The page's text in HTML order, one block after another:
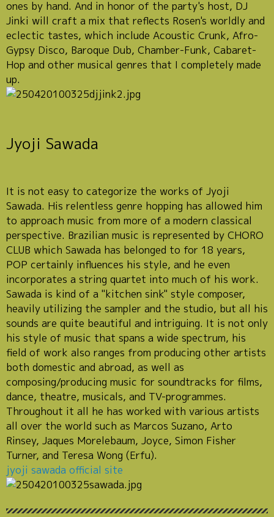
ones by hand. And in honor of the party's host, DJ
Jinki will craft a mix that reflects Rosen's worldly and
eclectic tastes, which include Acoustic Crunk, Afro-
Gypsy Disco, Baroque Dub, Chamber-Funk, Cabaret-
Hop and other musical genres that I completely made
up.
Jyoji Sawada
It is not easy to categorize the works of Jyoji
Sawada. His relentless genre hopping has allowed him
to approach music from more of a modern classical
perspective. Brazilian music is represented by CHORO
CLUB which Sawada has belonged to for 18 years,
POP certainly influences his style, and he even
incorporates a string quartet into much of his work.
Sawada is kind of a "kitchen sink" style composer,
heavily utilizing the sampler and the studio, but all his
sounds are quite beautiful and intriguing. It is not only
his style of music that spans a wide spectrum, his
field of work also ranges from producing other artists
both domestic and abroad, as well as
composing/producing music for soundtracks for films,
dance, theatre, musicals, and TV-programmes.
Throughout it all he has worked with various artists
all over the world such as Marcos Suzano, Arto
Rinsey, Jaques Morelebaum, Joyce, Simon Fisher
Turner, and Teresa Wong (Erfu).
jyoji sawada official site